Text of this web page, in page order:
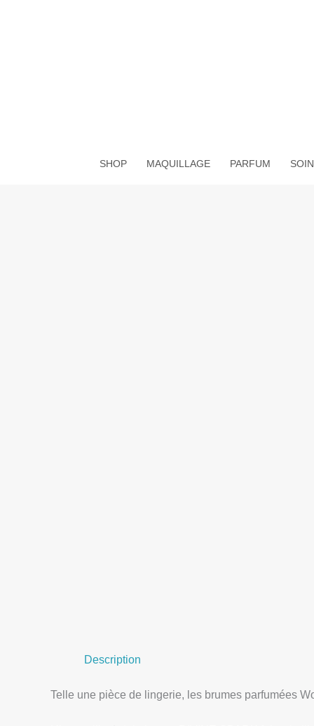
SHOP MAQUILLAGE PARFUM
Description
Telle une pièce de lingerie, les brumes parfumées